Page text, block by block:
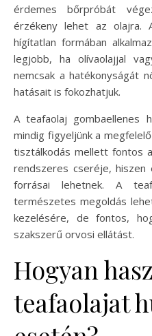
érdemes bőrpróbát
érzékeny lehet az olajra.
hígítatlan formában
legjobb, ha olívaolajjal
nemcsak a hatékonyságát
hatásait is fokozhatjuk.
A teafaolaj gombaellenes
mindig figyeljünk a
tisztálkodás mellett fontos
rendszeres cseréje,
forrásai lehetnek. A
természetes megoldás
kezelésére, de fontos,
szakszerű orvosi ellátást.
Hogyan
teafaolajat